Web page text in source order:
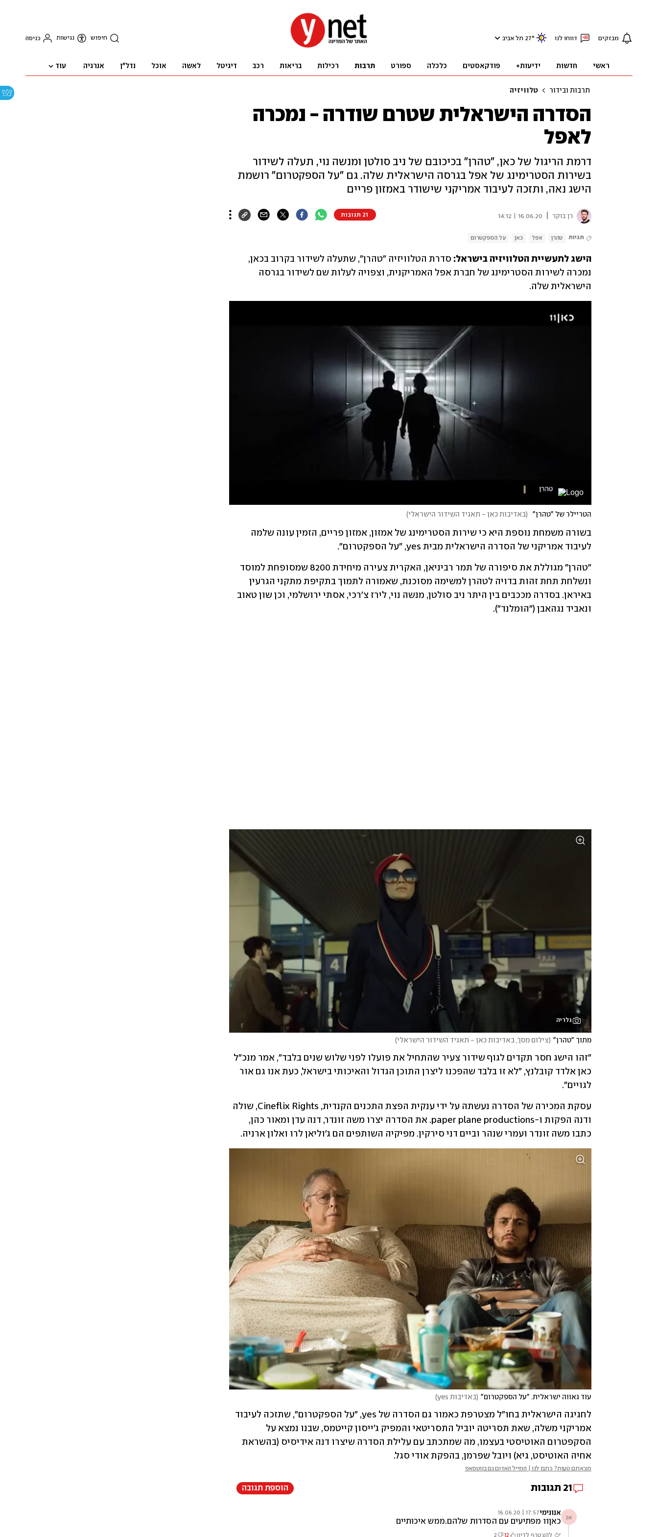
מבזקים דווחו לנו 27° תל אביב חיפוש נגישות כניסה
ראשי חדשות ידיעות+ פודקאסטים כלכלה ספורט תרבות רכילות בריאות רכב דיגיטל לאשה אוכל נדל"ן אנרגיה עוד
תרבות ובידור טלוויזיה
הסדרה הישראלית שטרם שודרה - נמכרה
לאפל
דרמת הריגול של כאן, "טהרן" בכיכובם של ניב סולטן ומנשה נוי, תעלה לשידור
בשירות הסטרימינג של אפל בגרסה הישראלית שלה. גם "על הספקטרום" רושמת
הישג נאה, ותזכה לעיבוד אמריקני שישודר באמזון פריים
רן בוקר 16.06.20 | 14:12 21 תגובות
תגיות טהרן אפל כאן על הספקטרום
הישג לתעשיית הטלוויזיה בישראל:
הישראלית שלה.
הטריילר של "טהרן" (באדיבות כאן - תאגיד השידור הישראלי)
לעיבוד אמריקני של הסדרה הישראלית מבית yes, "על הספקטרום".
ונאביד נגהאבן ("הומלנד").
גלריה
מתוך "טהרן" (צילום מסך, באדיבות כאן - תאגיד השידור הישראלי)
לגויים".
כתבו משה זונדר ועמרי שנהר וביים דני סירקין. מפיקיה השותפים הם ג'וליאן לרו ואלון ארניה.
עוד גאווה ישראלית. "על הספקטרום" (באדיבות yes )
אחיה האוטיסט, גיא) ויובל שפרמן, בהפקת אודי סגל.
מצאתם טעות? כתבו לנו | המייל האדום גם בווטסאפ
21 תגובות הוספת תגובה
אנ אנונימי17:57 | 16.06.20
כאן11 מפתיעים עם הסדרות שלהם.ממש איכותיים
להצטרף לדיון 12
2